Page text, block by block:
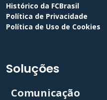
Histórico da FCBrasil
Política de Privacidade
Política de Uso de Cookies
Soluções
Comunicação